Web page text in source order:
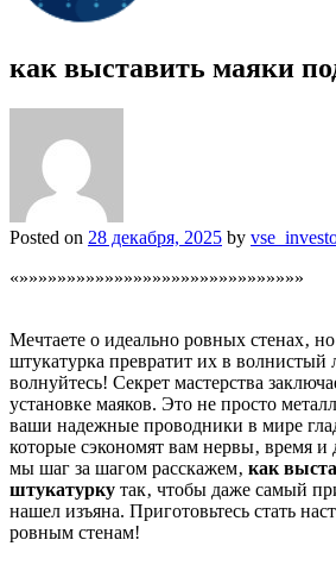
как выставить маяки
Posted on 28 декабря, 2025 by
«»»»»»»»»»»»»»»»»»»»»»»»»»»»»»»
Мечтаете о идеально ровных стенах‚ но
штукатурка превратит их в
волнуйтесь! Секрет мастерства
установке маяков. Это не просто
ваши надежные проводники в мире
которые сэкономят вам нервы‚ время и
мы шаг за шагом расскажем‚ как
штукатурку так‚ чтобы даже самый
нашел изъяна. Приготовьтесь стать
ровным стенам!